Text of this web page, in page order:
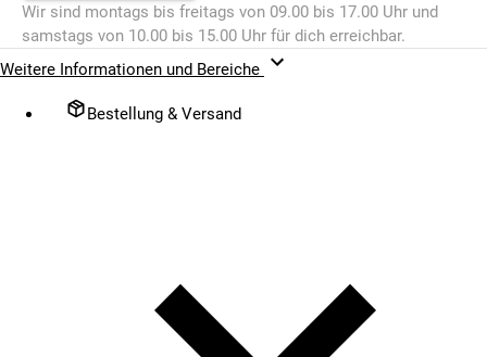
Wir sind montags bis freitags von 09.00 bis 17.00 Uhr und
samstags von 10.00 bis 15.00 Uhr für dich erreichbar.
Weitere Informationen und Bereiche
Bestellung & Versand